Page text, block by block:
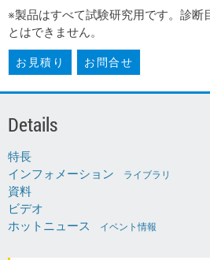
※製品はすべて試験研究用です。診断
とはできません。
お見積り お問合せ
Details
特長
インフォメーション
ライブラリ
資料
ビデオ
ホットニュース
イベント情報